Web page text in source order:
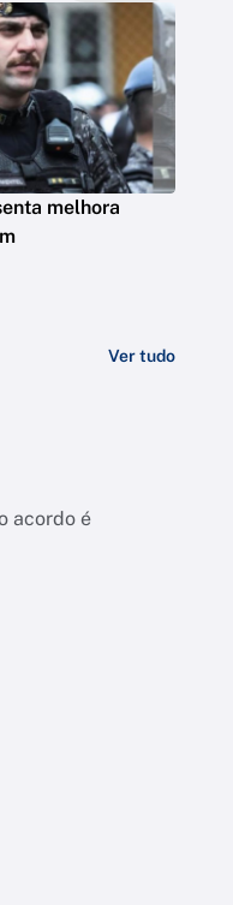
melhora
Ver tudo
acordo é